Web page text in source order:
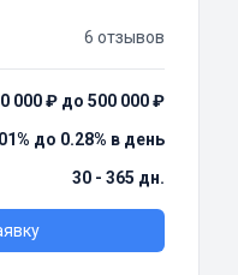
6 отзывов
000 ₽ до 500 000 ₽
до 0.28% в день
30 - 365 дн.